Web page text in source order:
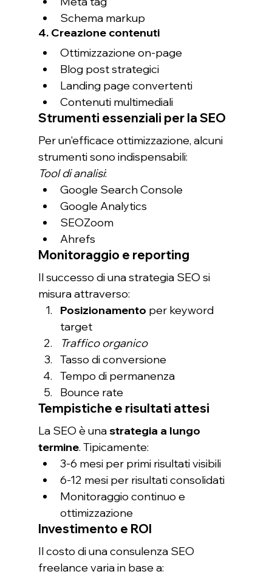
Schema markup
4. Creazione contenuti
Ottimizzazione on-page
Blog post strategici
Landing page convertenti
Contenuti multimediali
Strumenti essenziali per la SEO
Per un'efficace ottimizzazione, alcuni
strumenti sono indispensabili:
Tool di analisi:
Google Search Console
Google Analytics
SEOZoom
Ahrefs
Monitoraggio e reporting
Il successo di una strategia SEO si
misura attraverso:
Posizionamento per keyword
target
Traffico organico
Tasso di conversione
Tempo di permanenza
Bounce rate
Tempistiche e risultati attesi
La SEO è una strategia a lungo
termine. Tipicamente:
3-6 mesi per primi risultati visibili
6-12 mesi per risultati consolidati
Monitoraggio continuo e
ottimizzazione
Investimento e ROI
Il costo di una consulenza SEO
freelance varia in base a: